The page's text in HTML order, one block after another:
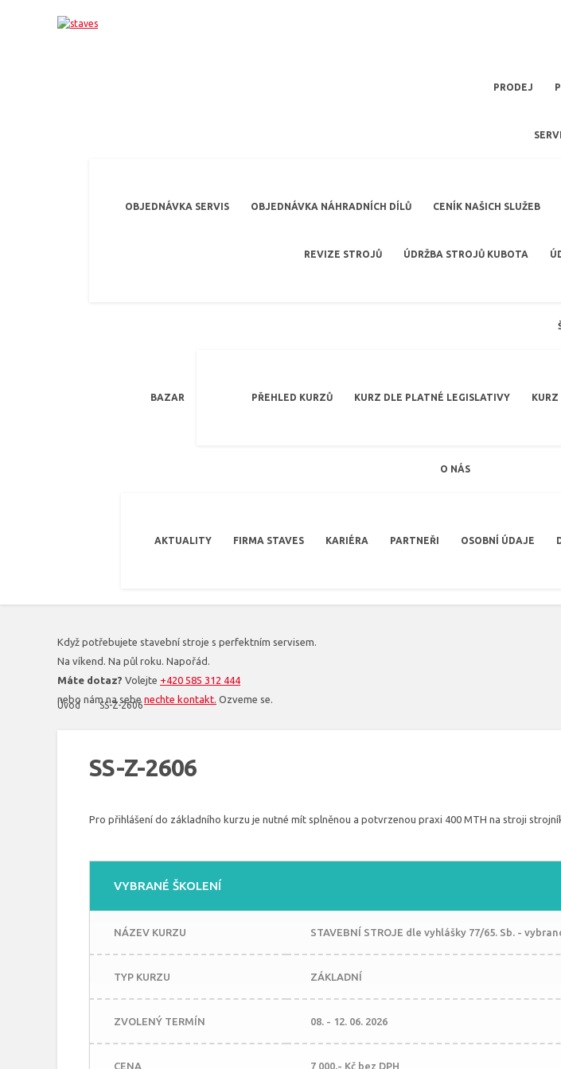
PRODEJ
OBJEDNÁVKA SERVIS OBJEDNÁVKA NÁHRADNÍCH DÍLŮ CENÍK NAŠICH SLUŽEB
REVIZE STROJŮ ÚDRŽBA STROJŮ KUBOTA
BAZAR PŘEHLED KURZŮ KURZ DLE PLATNÉ LEGISLATIVY KURZ
O NÁS
AKTUALITY FIRMA STAVES KARIÉRA PARTNEŘI OSOBNÍ ÚDAJE
Když potřebujete stavební stroje s perfektním servisem.
Na víkend. Na půl roku. Napořád.
Máte dotaz? Volejte +420 585 312 444
nebo nám na sebenechte kontakt. Ozveme se.
Úvod SS-Z-2606
SS-Z-2606
Pro přihlášení do základního kurzu je nutné mít splněnou a potvrzenou praxi 400 MTH na stroji
VYBRANÉ ŠKOLENÍ
NÁZEV KURZU STAVEBNÍ STROJE dle vyhlášky 77/65. Sb. -
TYP KURZU ZÁKLADNÍ
ZVOLENÝ TERMÍN 08. - 12. 06. 2026
CENA 7 000,- Kč bez DPH